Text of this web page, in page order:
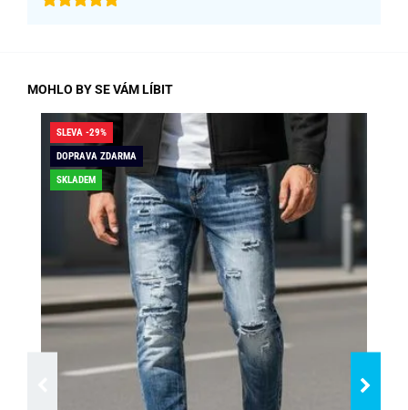
MOHLO BY SE VÁM LÍBIT
SLEVA -29%
DOPRAVA ZDARMA
SKLADEM